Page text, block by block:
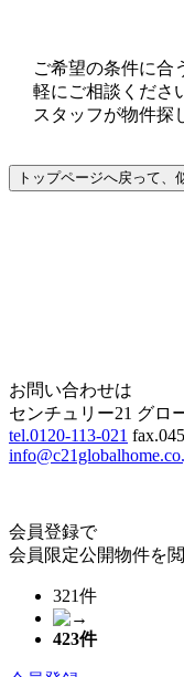
ご希望の条件に合
軽にご相談くださ
スタッフが物件探
お問い合わせは
センチュリー21 グロ
tel.0120-113-021
会員登録で
会員限定公開物件を
321件
423件